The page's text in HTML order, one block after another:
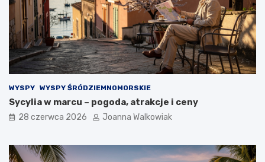
WYSPY WYSPY ŚRÓDZIEMNOMORSKIE
Sycylia w marcu – pogoda, atrakcje i ceny
28 czerwca 2026 Joanna Walkowiak